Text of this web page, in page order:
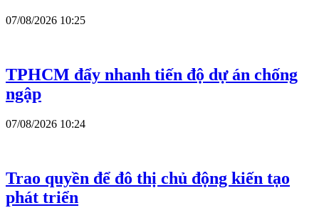
07/08/2026 10:25
TPHCM đẩy nhanh tiến độ dự án chống
ngập
07/08/2026 10:24
Trao quyền để đô thị chủ động kiến tạo
phát triển